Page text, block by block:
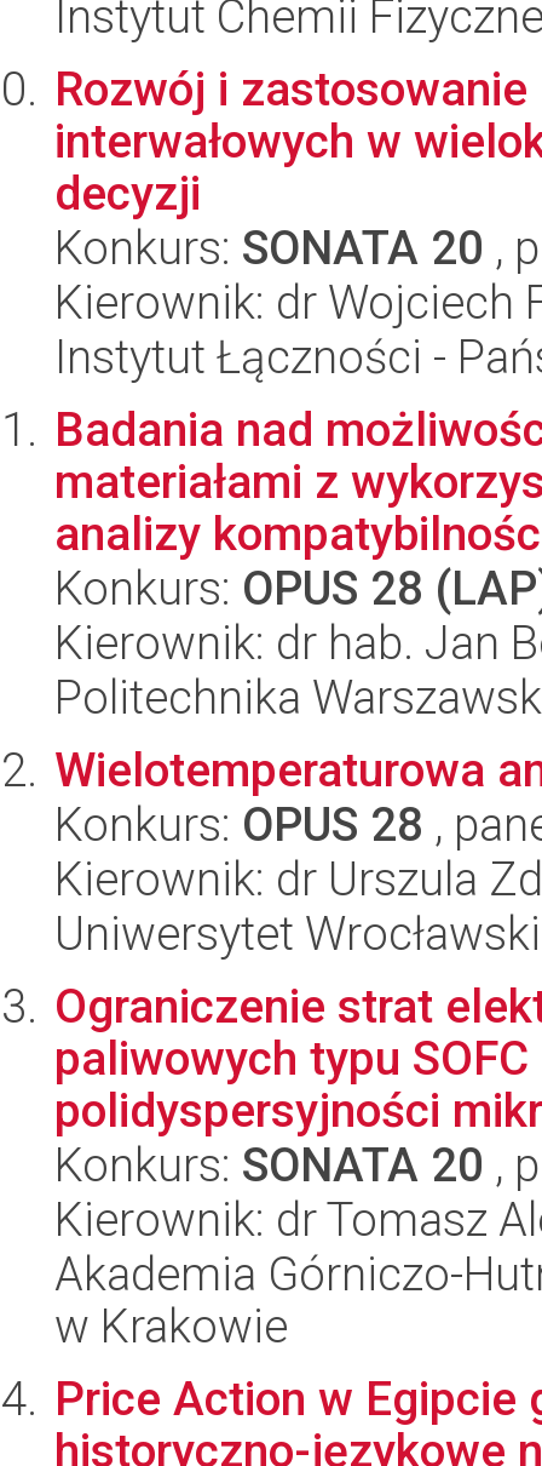
Instytut Chemii
Rozwój i
interwałowych w
decyzji
Konkurs: SONATA 20 ,
Kierownik: dr Wojciech
Instytut Łączności -
Badania nad
materiałami z
analizy
Konkurs: OPUS 28
Kierownik: dr hab. Jan
Politechnika
Wielotemperaturowa
Konkurs: OPUS 28 ,
Kierownik: dr Urszula
Uniwersytet Wrocławski
Ograniczenie strat
paliwowych typu
polidyspersyjności
Konkurs: SONATA 20 ,
Kierownik: dr Tomasz
Akademia Górniczo-
w Krakowie
Price Action w Egipcie
historyczno-językowe